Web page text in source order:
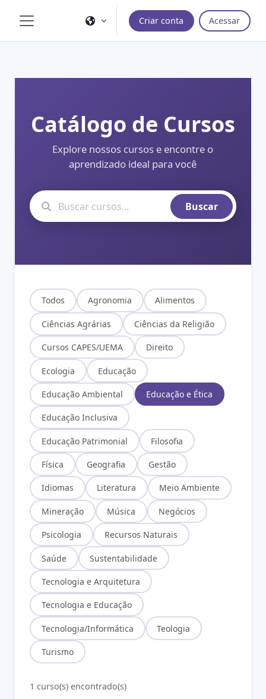
Ir para o conteúdo principal
Criar conta Acessar
Catálogo de Cursos
Explore nossos cursos e encontre o
aprendizado ideal para você
Buscar
Todos Agronomia Alimentos
Ciências Agrárias Ciências da Religião
Cursos CAPES/UEMA Direito
Ecologia Educação
Educação Ambiental Educação e Ética
Educação Inclusiva
Educação Patrimonial Filosofia
Física Geografia Gestão
Idiomas Literatura Meio Ambiente
Mineração Música Negócios
Psicologia Recursos Naturais
Saúde Sustentabilidade
Tecnologia e Arquitetura
Tecnologia e Educação
Tecnologia/Informática Teologia
Turismo
1 curso(s) encontrado(s)